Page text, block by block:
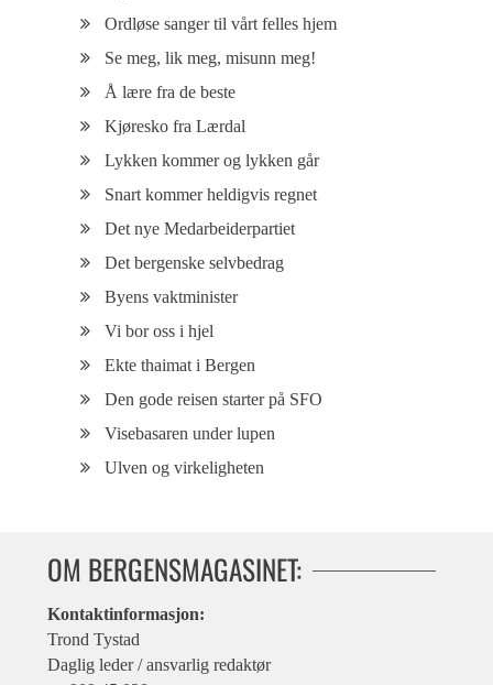
Ordløse sanger til vårt felles hjem
Se meg, lik meg, misunn meg!
Å lære fra de beste
Kjøresko fra Lærdal
Lykken kommer og lykken går
Snart kommer heldigvis regnet
Det nye Medarbeiderpartiet
Det bergenske selvbedrag
Byens vaktminister
Vi bor oss i hjel
Ekte thaimat i Bergen
Den gode reisen starter på SFO
Visebasaren under lupen
Ulven og virkeligheten
OM BERGENSMAGASINET:
Kontaktinformasjon:
Trond Tystad
Daglig leder / ansvarlig redaktør